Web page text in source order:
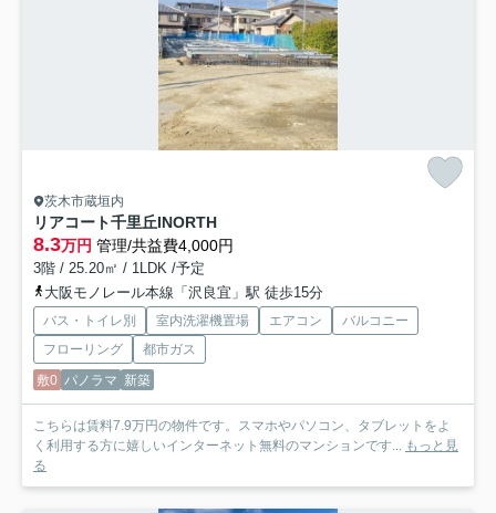
茨木市蔵垣内
リアコート千里丘INORTH
8.3万円 管理/共益費4,000円
3階 / 25.20㎡ / 1LDK /予定
大阪モノレール本線「沢良宜」駅 徒歩15分
バス・トイレ別 室内洗濯機置場 エアコン
バルコニー
フローリング
都市ガス
敷0 パノラマ 新築
こちらは賃料7.9万円の物件です。スマホやパソコン、タブレットをよ
く利用する方に嬉しいインターネット無料のマンションです... もっと見
る